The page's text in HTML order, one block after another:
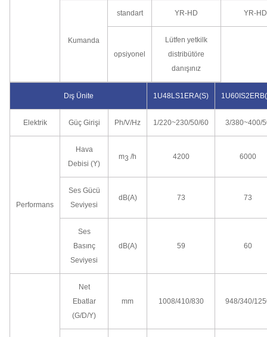
Kumanda
standart YR-HD YR-HD
opsiyonel
Lütfen yetkilk
distribütöre
danışınız
Dış Ünite 1U48LS1ERA(S)
Elektrik Güç Girişi Ph/V/Hz 1/220~230/50/60 3/380~400/
Performans
Hava
Debisi (Y)
m3 /h 4200 6000
Ses Gücü
Seviyesi
dB(A) 73 73
Ses
Basınç
Seviyesi
dB(A) 59 60
Net
Ebatlar
(G/D/Y)
mm 1008/410/830 948/340/